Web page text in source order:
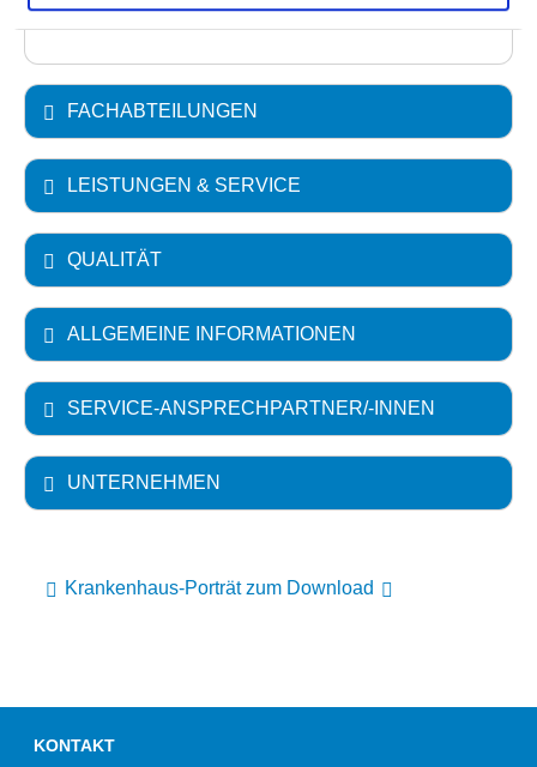
Art des Trägers: öffentlich
FACHABTEILUNGEN
LEISTUNGEN & SERVICE
QUALITÄT
ALLGEMEINE INFORMATIONEN
SERVICE-ANSPRECHPARTNER/-INNEN
UNTERNEHMEN
Krankenhaus-Porträt zum Download
KONTAKT